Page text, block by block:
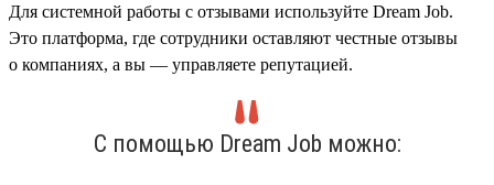
Для системной работы с отзывами используйте Dream Job.
Это платформа, где сотрудники оставляют честные отзывы
о компаниях, а вы — управляете репутацией.
С помощью Dream Job можно: